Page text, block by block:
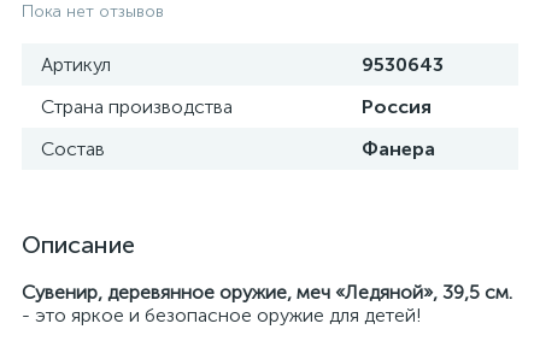
Пока нет отзывов
Артикул
9530643
Страна производства
Россия
Состав
Фанера
Описание
Сувенир, деревянное оружие, меч «Ледяной», 39,5 см.
- это яркое и безопасное оружие для детей!